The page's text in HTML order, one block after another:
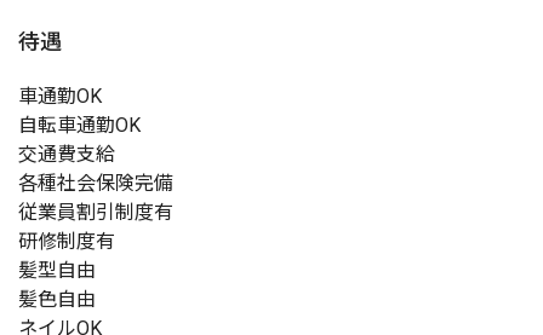
待遇
車通勤OK
自転車通勤OK
交通費支給
各種社会保険完備
従業員割引制度有
研修制度有
髪型自由
髪色自由
ネイルOK